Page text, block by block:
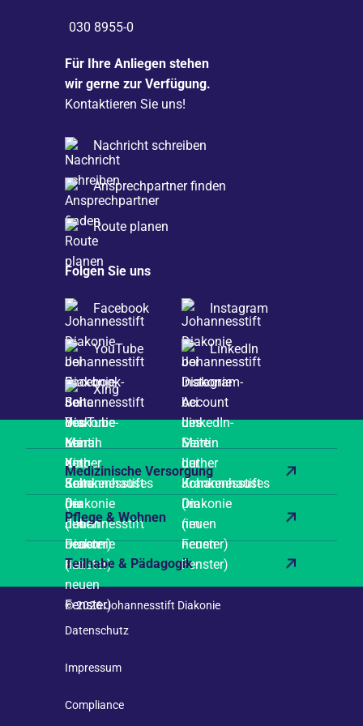
030 8955-0
Für Ihre Anliegen stehen
wir gerne zur Verfügung.
Kontaktieren Sie uns!
Nachricht schreiben
Ansprechpartner finden
Route planen
Folgen Sie uns
Facebook Instagram
YouTube LinkedIn
Xing
Medizinische Versorgung
Pflege & Wohnen
Teilhabe & Pädagogik
© 2026 Johannesstift Diakonie
Datenschutz
Impressum
Compliance